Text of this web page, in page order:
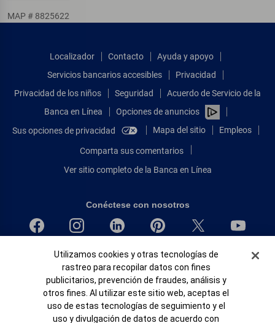
MAP # 8825622
Localizador Contacto
Ayuda y apoyo
Servicios bancarios accesibles
Privacidad
Privacidad de los niños
Seguridad
Acuerdo de Servicio de la
Banca en Línea
Opciones de anuncios
Sus opciones de privacidad
Mapa del sitio Empleos
Comparta sus comentarios
Ver sitio completo de la Banca en Línea
Conéctese con nosotros
Bank of America, N.A. Miembro de FDIC.
Igualdad de oportunidades en préstamos para viviendas
© 2026 Bank of America Corporation.
Todos Los Derechos Reservados.
Patente: patents.bankofamerica.com
Banner de Cookies
Utilizamos cookies y otras tecnologías de
rastreo para recopilar datos con fines
publicitarios, prevención de fraudes, análisis y
otros fines. Al utilizar este sitio web, aceptas el
uso de estas tecnologías de seguimiento y el
uso y divulgación de datos de acuerdo con